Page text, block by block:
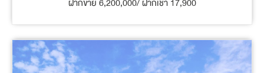
ฝากขาย 6,200,000/ ฝากเช่า 17,900